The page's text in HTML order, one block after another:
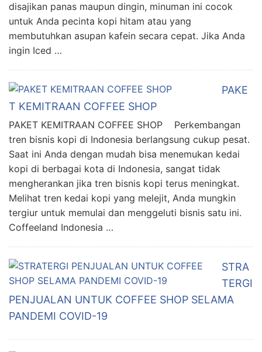
disajikan panas maupun dingin, minuman ini cocok
untuk Anda pecinta kopi hitam atau yang
membutuhkan asupan kafein secara cepat. Jika Anda
ingin Iced …
PAKE
T KEMITRAAN COFFEE SHOP
PAKET KEMITRAAN COFFEE SHOP Perkembangan
tren bisnis kopi di Indonesia berlangsung cukup pesat.
Saat ini Anda dengan mudah bisa menemukan kedai
kopi di berbagai kota di Indonesia, sangat tidak
mengherankan jika tren bisnis kopi terus meningkat.
Melihat tren kedai kopi yang melejit, Anda mungkin
tergiur untuk memulai dan menggeluti bisnis satu ini.
Coffeeland Indonesia …
STRA
TERGI
PENJUALAN UNTUK COFFEE SHOP SELAMA
PANDEMI COVID-19